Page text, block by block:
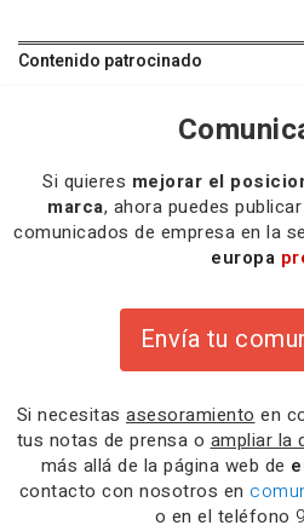
Contenido patrocinado
Si quieres mejorar el
marca, ahora puedes
comunicados de empresa en la
europa
Envía tu
Si necesitas asesoramiento en
tus notas de prensa o ampliar la
más allá de la página web de
contacto con nosotros en
o en el teléfono